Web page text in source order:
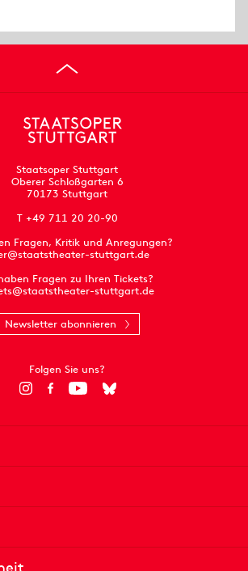
Staatsoper Stuttgart
Oberer Schloßgarten 6
70173 Stuttgart
T +49 711 20 20-90
Fragen, Kritik und Anregungen?
stuttgart.de
Fragen zu Ihren Tickets?
stuttgart.de
Newsletter abonnieren
Folgen Sie uns?